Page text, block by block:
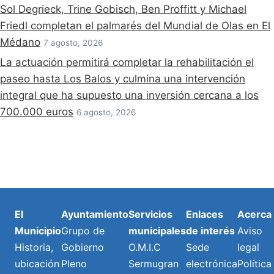
Sol Degrieck, Trine Gobisch, Ben Proffitt y Michael
Friedl completan el palmarés del Mundial de Olas en El
Médano 7 agosto, 2026
La actuación permitirá completar la rehabilitación el
paseo hasta Los Balos y culmina una intervención
integral que ha supuesto una inversión cercana a los
700.000 euros 6 agosto, 2026
El
Municipio
Historia,
ubicación
Ayuntamiento
Grupo de
Gobierno
Pleno
Servicios
municipales
O.M.I.C
Sermugran
Enlaces
de interés
Sede
electrónica
Acerca
Aviso
legal
Política